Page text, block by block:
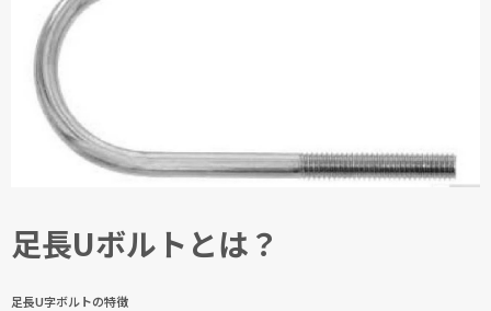
足長Uボルトとは？
足長U字ボルトの特徴